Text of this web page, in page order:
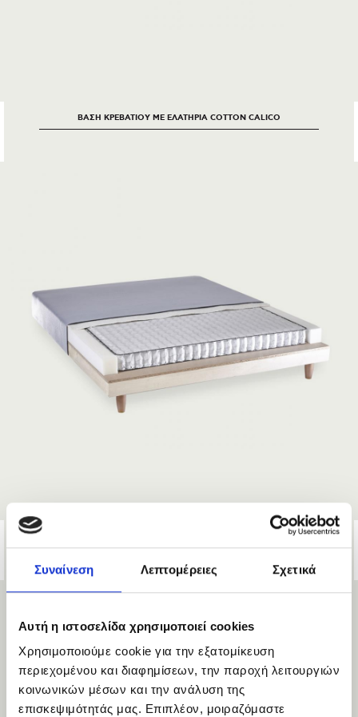
Συναίνεση Λεπτομέρειες Σχετικά
Αυτή η ιστοσελίδα χρησιμοποιεί cookies
Χρησιμοποιούμε cookie για την εξατομίκευση
περιεχομένου και διαφημίσεων, την παροχή λειτουργιών
κοινωνικών μέσων και την ανάλυση της
επισκεψιμότητάς μας. Επιπλέον, μοιραζόμαστε
ΒΑΣΗ ΚΡΕΒΑΤΙΟΥ ΜΕ ΕΛΑΤΗΡΙΑ COTTON CALICO